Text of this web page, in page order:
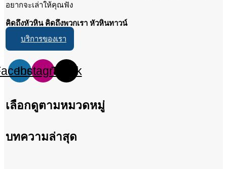
อยากจะเล่าให้คุณฟัง
คิดถึงหัวหิน คิดถึงพวกเรา หัวหินทาวน์
บริการของเรา
InstagramTiktok
เลือกดูตามหมวดหมู่
บทความล่าสุด